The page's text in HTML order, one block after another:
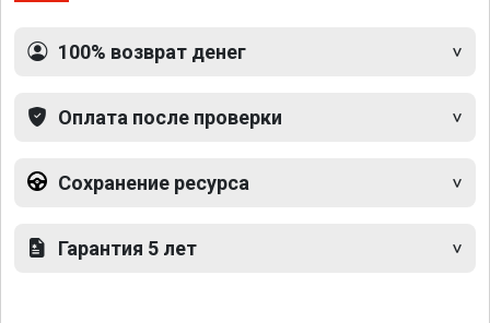
100% возврат денег
Оплата после проверки
Сохранение ресурса
Гарантия 5 лет